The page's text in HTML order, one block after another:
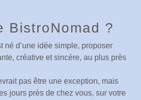
BistroNomad ?
né d’une idée simple, proposer
créative et sincère, au plus près
pas être une exception, mais
jours près de chez vous, sur votre